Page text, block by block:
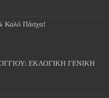
Καλό Πάσχα!
ΕΚΛΟΓΙΚΗ ΓΕΝΙΚΗ